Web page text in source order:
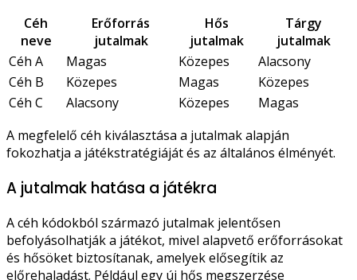
Céh
neve
Erőforrás
jutalmak
Hős
jutalmak
Tárgy
jutalmak
Céh A
Magas Közepes
Alacsony
Céh B
Közepes Magas
Közepes
Céh C
Alacsony Közepes
Magas
A megfelelő céh kiválasztása a jutalmak alapján
fokozhatja a játékstratégiáját és az általános élményét.
A jutalmak hatása a játékra
A céh kódokból származó jutalmak jelentősen
befolyásolhatják a játékot, mivel alapvető erőforrásokat
és hősöket biztosítanak, amelyek elősegítik az
előrehaladást. Például egy új hős megszerzése